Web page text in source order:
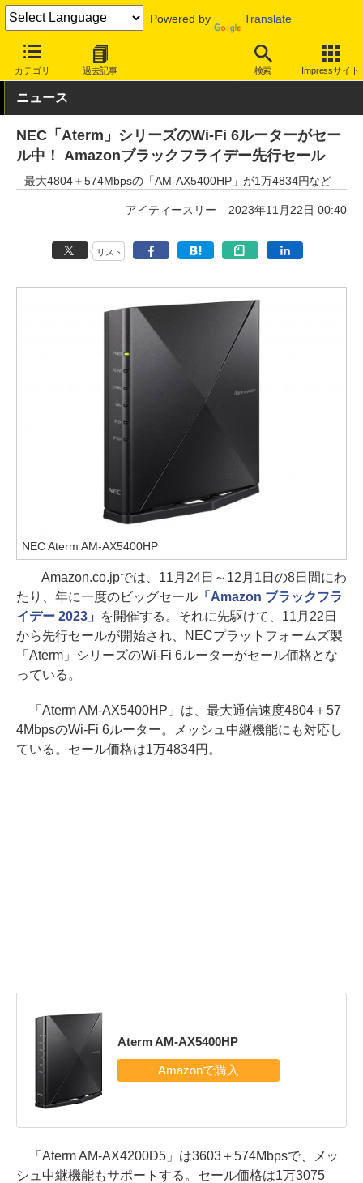
Powered by Translate
カテゴリ 過去記事 検索 Impressサイト
INTERNET Watch セール情報
ニュース
NEC「Aterm」シリーズのWi-Fi 6ルーターがセー
ル中！ Amazonブラックフライデー先行セール
最大4804＋574Mbpsの「AM-AX5400HP」が1万4834円など
アイティースリー 2023年11月22日 00:40
リスト
NEC Aterm AM-AX5400HP
Amazon.co.jpでは、11月24日～12月1日の8日間にわ
たり、年に一度のビッグセール「Amazon ブラックフラ
イデー 2023」
を開催する。それに先駆けて、11月22日
から先行セールが開始され、NECプラットフォームズ製
「Aterm」シリーズのWi-Fi 6ルーターがセール価格とな
っている。
「Aterm AM-AX5400HP」は、最大通信速度4804＋57
4MbpsのWi-Fi 6ルーター。メッシュ中継機能にも対応し
ている。セール価格は1万4834円。
Aterm AM-AX5400HP
「Aterm AM-AX4200D5」は3603＋574Mbpsで、メッ
シュ中継機能もサポートする。セール価格は1万3075